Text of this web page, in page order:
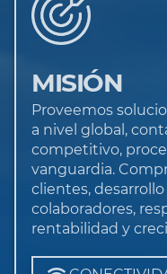
MISIÓN
Proveemos
a nivel global,
competitivo,
vanguardia.
clientes,
colaboradores,
rentabilidad y